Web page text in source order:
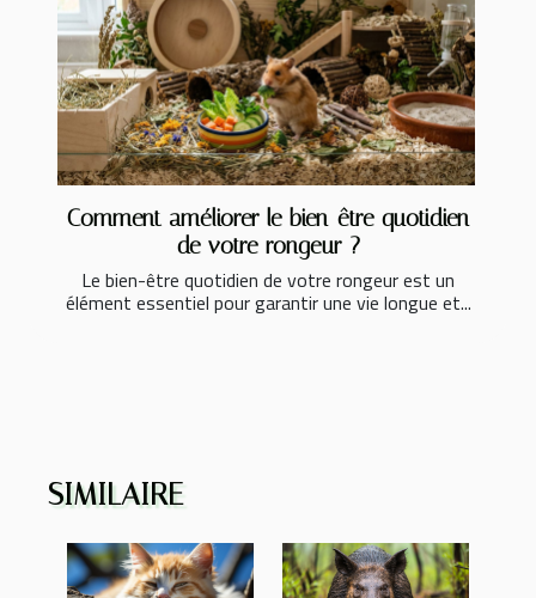
Comment améliorer le bien-être quotidien
de votre rongeur ?
Le bien-être quotidien de votre rongeur est un
élément essentiel pour garantir une vie longue et...
SIMILAIRE